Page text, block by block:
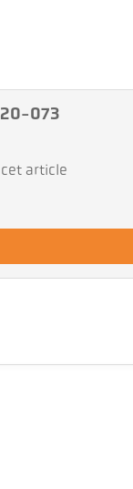
20-073
article